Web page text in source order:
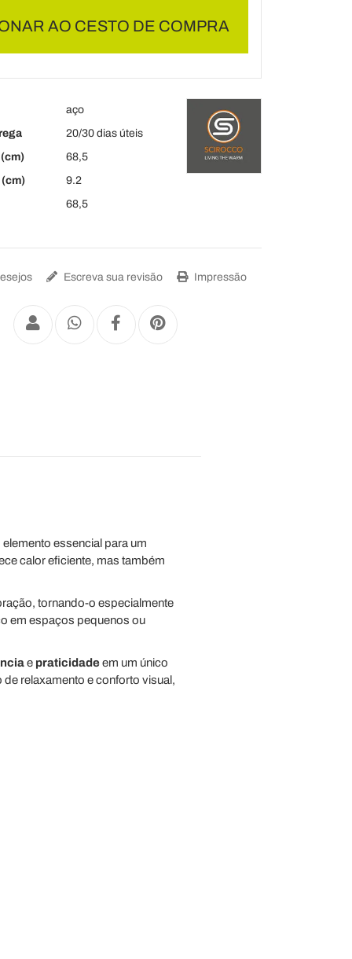
AO CESTO DE COMPRA
aço
20/30 dias úteis
68,5
9.2
68,5
Escreva sua revisão Impressão
essencial para um
calor eficiente, mas também
tornando-o especialmente
em espaços pequenos ou
e praticidadeem um único
relaxamento e conforto visual,